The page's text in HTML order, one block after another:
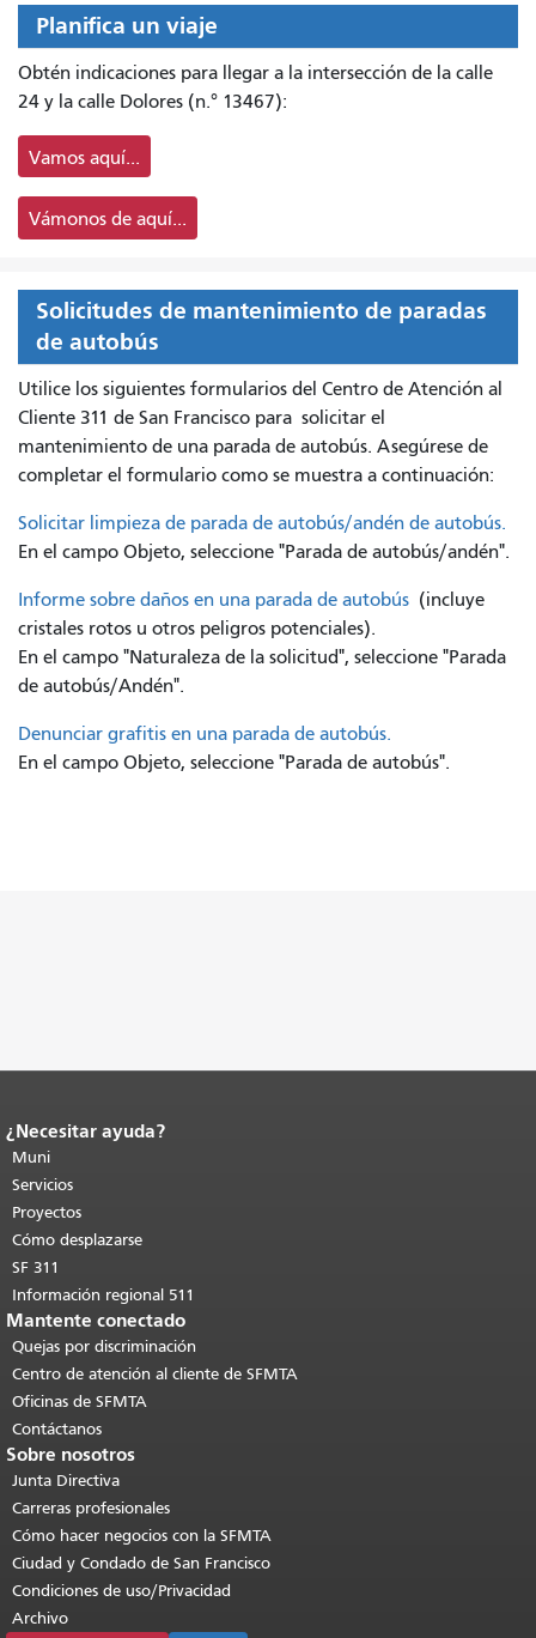
Planifica un viaje
Obtén indicaciones para llegar a la intersección de la calle
24 y la calle Dolores (n.° 13467):
Vamos aquí...
Vámonos de aquí...
Solicitudes de mantenimiento de paradas
de autobús
Utilice los siguientes formularios del Centro de Atención al
Cliente 311 de San Francisco para solicitar el
mantenimiento de una parada de autobús. Asegúrese de
completar el formulario como se muestra a continuación:
Solicitar limpieza de parada de autobús/andén de autobús.
En el campo Objeto, seleccione "Parada de autobús/andén".
Informe sobre daños en una parada de autobús (incluye
cristales rotos u otros peligros potenciales).
En el campo "Naturaleza de la solicitud", seleccione "Parada
de autobús/Andén".
Denunciar grafitis en una parada de autobús.
En el campo Objeto, seleccione "Parada de autobús".
Fin del contenido de la página.
de esta página se repite en todas las
páginas.Volver al principio del
contenido principal
¿Necesitar ayuda?
Muni
Servicios
Proyectos
Cómo desplazarse
SF 311
Información regional 511
Mantente conectado
Quejas por discriminación
Centro de atención al cliente de SFMTA
Oficinas de SFMTA
Contáctanos
Sobre nosotros
Junta Directiva
Carreras profesionales
Cómo hacer negocios con la SFMTA
Ciudad y Condado de San Francisco
Condiciones de uso/Privacidad
Archivo